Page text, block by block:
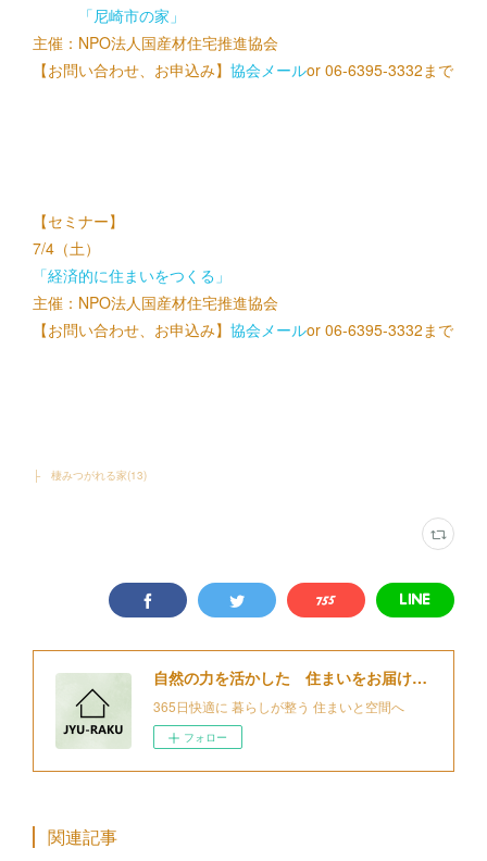
「尼崎市の家」
主催：NPO法人国産材住宅推進協会
【お問い合わせ、お申込み】 協会メールor 06-6395-3332まで
【セミナー】
7/4（土）
「経済的に住まいをつくる」
主催：NPO法人国産材住宅推進協会
【お問い合わせ、お申込み】 協会メールor 06-6395-3332まで
├ 棲みつがれる家(13)
自然の力を活かした 住まいをお届けする 細江住楽設計
365日快適に 暮らしが整う 住まいと空間へ
フォロー
関連記事